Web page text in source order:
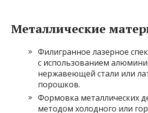
Металлические
Филигранное лазерное
с использованием
нержавеющей стали или
порошков.
Формовка металлических
методом холодного или